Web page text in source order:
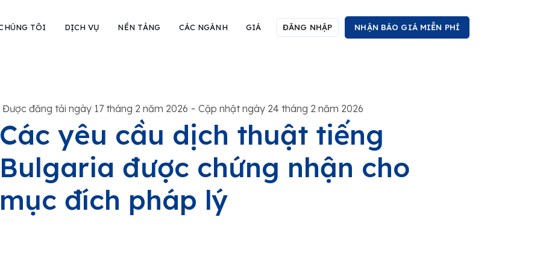
TÔI DỊCH VỤ NỀN TẢNG CÁC NGÀNH GIÁ ĐĂNG NHẬP NHẬN BÁO GIÁ MIỄN PHÍ
Được đăng tải ngày 17 tháng 2 năm 2026 - Cập nhật ngày 24 tháng 2 năm 2026
yêu cầu dịch thuật tiếng
được chứng nhận cho
đích pháp lý